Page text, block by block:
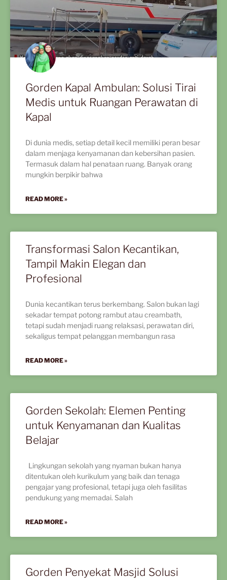
Gorden Kapal Ambulan: Solusi Tirai
Medis untuk Ruangan Perawatan di
Kapal
Di dunia medis, setiap detail kecil memiliki peran besar
dalam menjaga kenyamanan dan kebersihan pasien.
Termasuk dalam hal penataan ruang. Banyak orang
mungkin berpikir bahwa
READ MORE »
Transformasi Salon Kecantikan,
Tampil Makin Elegan dan
Profesional
Dunia kecantikan terus berkembang. Salon bukan lagi
sekadar tempat potong rambut atau creambath,
tetapi sudah menjadi ruang relaksasi, perawatan diri,
sekaligus tempat pelanggan membangun rasa
READ MORE »
Gorden Sekolah: Elemen Penting
untuk Kenyamanan dan Kualitas
Belajar
Lingkungan sekolah yang nyaman bukan hanya
ditentukan oleh kurikulum yang baik dan tenaga
pengajar yang profesional, tetapi juga oleh fasilitas
pendukung yang memadai. Salah
READ MORE »
Gorden Penyekat Masjid Solusi